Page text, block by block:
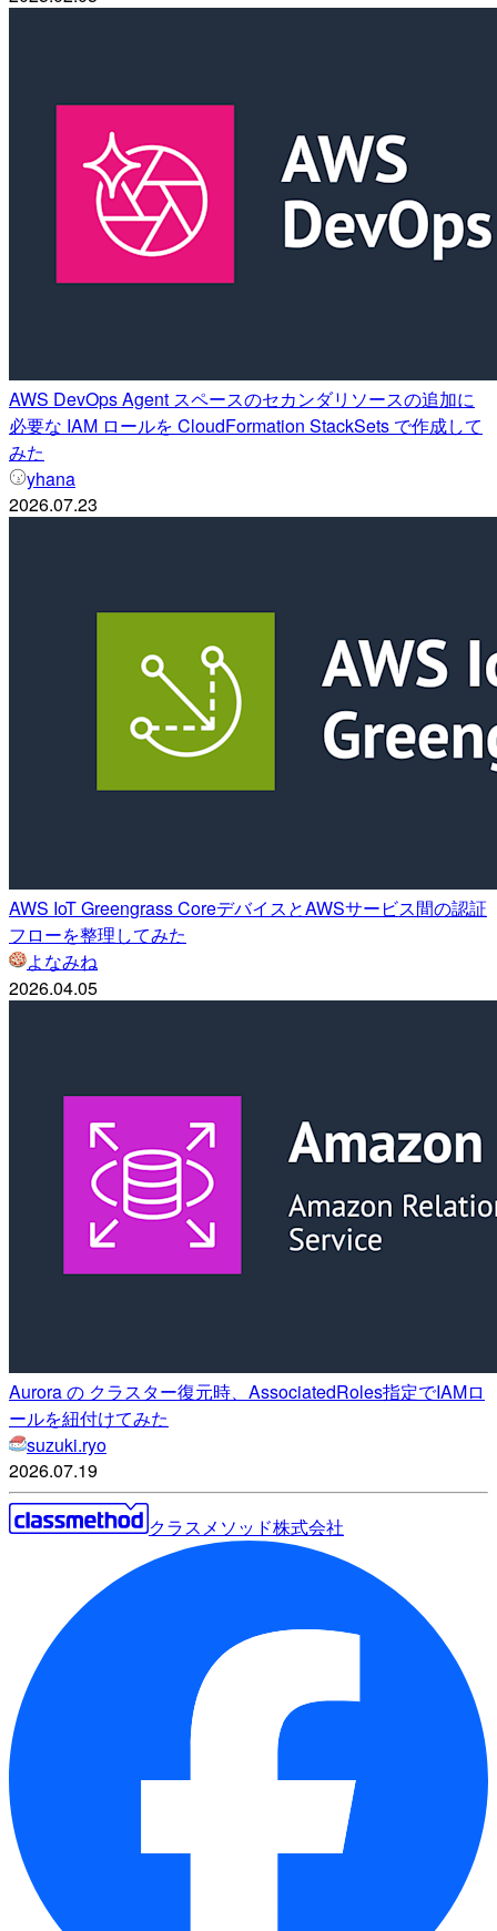
AWS DevOps Agent スペースのセカンダリソースの追加に
必要な IAM ロールを CloudFormation StackSets で作成して
みた
yhana
2026.07.23
AWS IoT Greengrass CoreデバイスとAWSサービス間の認証
フローを整理してみた
よなみね
2026.04.05
Aurora の クラスター復元時、AssociatedRoles指定でIAMロ
ールを紐付けてみた
suzuki.ryo
2026.07.19
クラスメソッド株式会社